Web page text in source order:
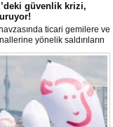
güvenlik krizi,
ticari gemilere ve
yönelik saldırıların
emtia taşımacılığını
Risk artışıyla birlikte
tankeri maliyetleri 300
savaş sigortası
çıkarak navlun
50’yi geçen
beraberinde getirdi.